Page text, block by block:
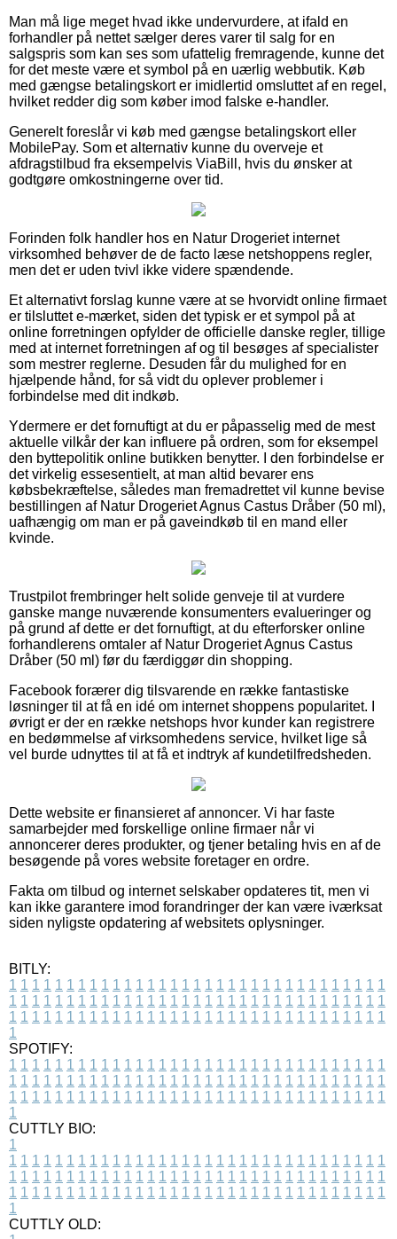
Man må lige meget hvad ikke undervurdere, at ifald en
forhandler på nettet sælger deres varer til salg for en
salgspris som kan ses som ufattelig fremragende, kunne det
for det meste være et symbol på en uærlig webbutik. Køb
med gængse betalingskort er imidlertid omsluttet af en regel,
hvilket redder dig som køber imod falske e-handler.
Generelt foreslår vi køb med gængse betalingskort eller
MobilePay. Som et alternativ kunne du overveje et
afdragstilbud fra eksempelvis ViaBill, hvis du ønsker at
godtgøre omkostningerne over tid.
Forinden folk handler hos en Natur Drogeriet internet
virksomhed behøver de de facto læse netshoppens regler,
men det er uden tvivl ikke videre spændende.
Et alternativt forslag kunne være at se hvorvidt online firmaet
er tilsluttet e-mærket, siden det typisk er et sympol på at
online forretningen opfylder de officielle danske regler, tillige
med at internet forretningen af og til besøges af specialister
som mestrer reglerne. Desuden får du mulighed for en
hjælpende hånd, for så vidt du oplever problemer i
forbindelse med dit indkøb.
Ydermere er det fornuftigt at du er påpasselig med de mest
aktuelle vilkår der kan influere på ordren, som for eksempel
den byttepolitik online butikken benytter. I den forbindelse er
det virkelig essesentielt, at man altid bevarer ens
købsbekræftelse, således man fremadrettet vil kunne bevise
bestillingen af Natur Drogeriet Agnus Castus Dråber (50 ml),
uafhængig om man er på gaveindkøb til en mand eller
kvinde.
Trustpilot frembringer helt solide genveje til at vurdere
ganske mange nuværende konsumenters evalueringer og
på grund af dette er det fornuftigt, at du efterforsker online
forhandlerens omtaler af Natur Drogeriet Agnus Castus
Dråber (50 ml) før du færdiggør din shopping.
Facebook forærer dig tilsvarende en række fantastiske
løsninger til at få en idé om internet shoppens popularitet. I
øvrigt er der en række netshops hvor kunder kan registrere
en bedømmelse af virksomhedens service, hvilket lige så
vel burde udnyttes til at få et indtryk af kundetilfredsheden.
Dette website er finansieret af annoncer. Vi har faste
samarbejder med forskellige online firmaer når vi
annoncerer deres produkter, og tjener betaling hvis en af de
besøgende på vores website foretager en ordre.
Fakta om tilbud og internet selskaber opdateres tit, men vi
kan ikke garantere imod forandringer der kan være iværksat
siden nyligste opdatering af websitets oplysninger.
BITLY:
1 1 1 1 1 1 1 1 1 1 1 1 1 1 1 1 1 1 1 1 1 1 1 1 1 1 1 1 1 1 1 1 1
1 1 1 1 1 1 1 1 1 1 1 1 1 1 1 1 1 1 1 1 1 1 1 1 1 1 1 1 1 1 1 1 1
1 1 1 1 1 1 1 1 1 1 1 1 1 1 1 1 1 1 1 1 1 1 1 1 1 1 1 1 1 1 1 1 1
1
SPOTIFY:
1 1 1 1 1 1 1 1 1 1 1 1 1 1 1 1 1 1 1 1 1 1 1 1 1 1 1 1 1 1 1 1 1
1 1 1 1 1 1 1 1 1 1 1 1 1 1 1 1 1 1 1 1 1 1 1 1 1 1 1 1 1 1 1 1 1
1 1 1 1 1 1 1 1 1 1 1 1 1 1 1 1 1 1 1 1 1 1 1 1 1 1 1 1 1 1 1 1 1
1
CUTTLY BIO:
1
1 1 1 1 1 1 1 1 1 1 1 1 1 1 1 1 1 1 1 1 1 1 1 1 1 1 1 1 1 1 1 1 1
1 1 1 1 1 1 1 1 1 1 1 1 1 1 1 1 1 1 1 1 1 1 1 1 1 1 1 1 1 1 1 1 1
1 1 1 1 1 1 1 1 1 1 1 1 1 1 1 1 1 1 1 1 1 1 1 1 1 1 1 1 1 1 1 1 1
1
CUTTLY OLD: